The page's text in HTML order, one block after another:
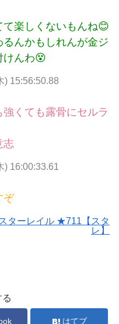
楽しくないもんね😊
んかもしれんが金ジ
けんわ😵
) 15:56:50.88
くても露骨にセルラ
志
) 16:00:33.61
ぞ
ターレイル ★711【スタ
レ】
る
はてブ